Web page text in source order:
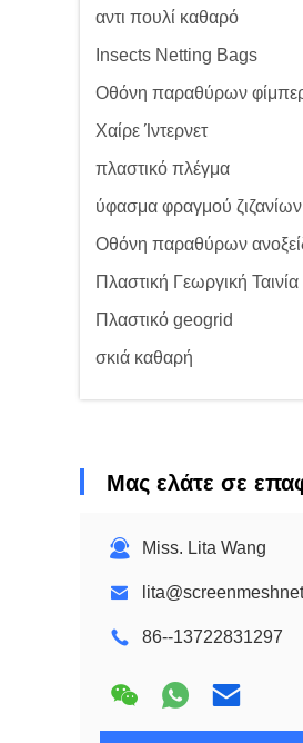
αντι πουλί καθαρό
Insects Netting Bags
Οθόνη παραθύρων
Χαίρε Ίντερνετ
πλαστικό πλέγμα
ύφασμα φραγμού ζιζανίων
Οθόνη παραθύρων
Πλαστική Γεωργική Ταινία
Πλαστικό geogrid
σκιά καθαρή
Μας ελάτε σε
Miss. Lita Wang
86--13722831297